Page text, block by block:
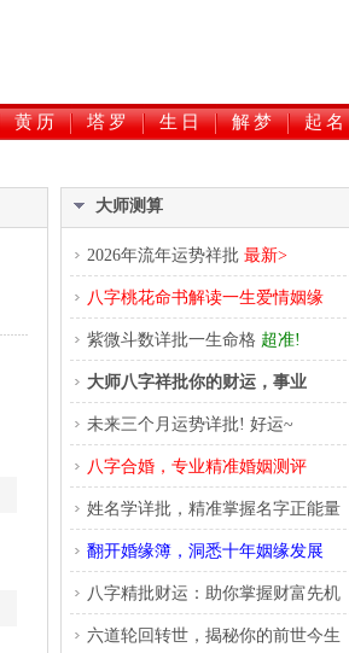
黄历 塔罗 生日 解梦 起名
大师测算
2026年流年运势祥批 最新>
八字桃花命书解读一生爱情姻缘
紫微斗数详批一生命格 超准!
大师八字祥批你的财运，事业
未来三个月运势详批! 好运~
八字合婚，专业精准婚姻测评
姓名学详批，精准掌握名字正能量
翻开婚缘簿，洞悉十年姻缘发展
八字精批财运：助你掌握财富先机
六道轮回转世，揭秘你的前世今生